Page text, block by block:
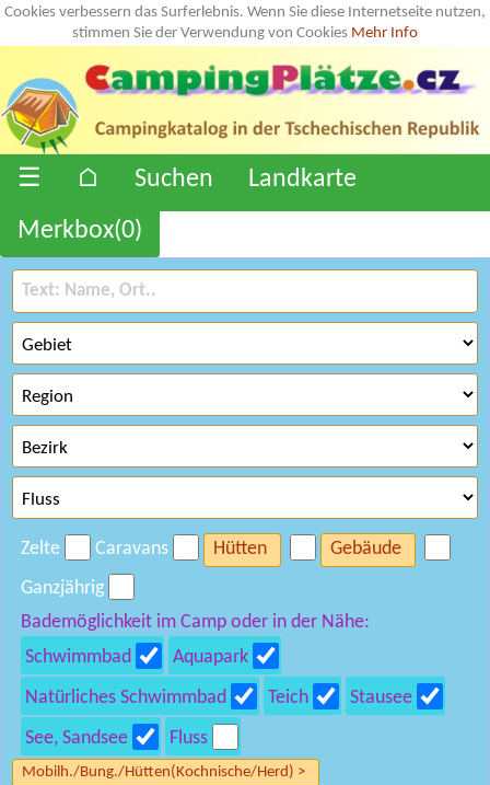
Cookies verbessern das Surferlebnis. Wenn Sie diese Internetseite nutzen,
stimmen Sie der Verwendung von Cookies Mehr Info
☰ ⌂ Suchen
Landkarte
Merkbox(0)
Zelte Caravans Hütten
Gebäude
Ganzjährig
Bademöglichkeit im Camp oder in der Nähe:
Schwimmbad
Aquapark
Natürliches Schwimmbad
Teich
Stausee
See, Sandsee
Fluss
Mobilh./Bung./Hütten(Kochnische/Herd) >